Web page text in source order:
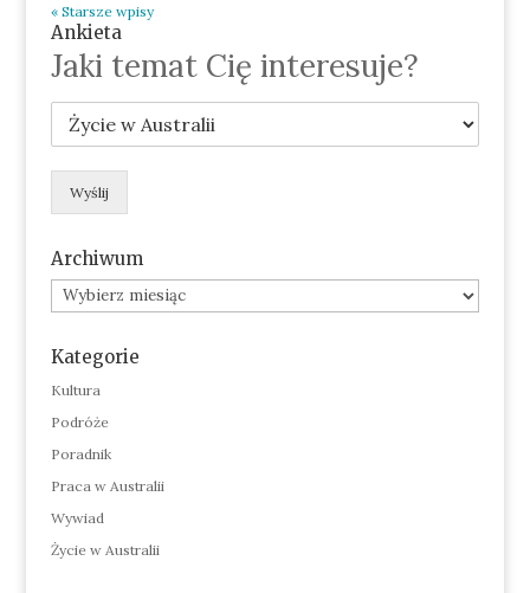
« Starsze wpisy
Ankieta
Jaki temat Cię interesuje?
Wyślij
Archiwum
Archiwum
Kategorie
Kultura
Podróże
Poradnik
Praca w Australii
Wywiad
Życie w Australii